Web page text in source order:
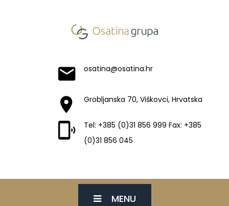
osatina@osatina.hr
Grobljanska 70, Viškovci, Hrvatska
Tel: +385 (0)31 856 999 Fax: +385
(0)31 856 045
MENU